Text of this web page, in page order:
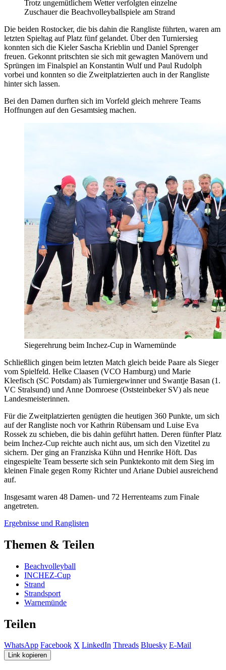
Trotz ungemütlichem Wetter verfolgten einzelne
Zuschauer die Beachvolleyballspiele am Strand
Die beiden Rostocker, die bis dahin die Rangliste führten, waren am
letzten Spieltag auf Platz fünf gelandet. Über den Turniersieg
konnten sich die Kieler Sascha Krieblin und Daniel Sprenger
freuen. Gekonnt pritschten sie sich mit gewagten Manövern und
Sprüngen im Finalspiel an Konstantin Wulf und Paul Rudolph
vorbei und konnten so die Zweitplatzierten auch in der Rangliste
hinter sich lassen.
Bei den Damen durften sich im Vorfeld gleich mehrere Teams
Hoffnungen auf den Gesamtsieg machen.
Siegerehrung beim Inchez-Cup in Warnemünde
Schließlich gingen beim letzten Match gleich beide Paare als Sieger
vom Spielfeld. Helke Claasen (VCO Hamburg) und Marie
Kleefisch (SC Potsdam) als Turniergewinner und Swantje Basan (1.
VC Stralsund) und Anne Domroese (Oststeinbeker SV) als neue
Landesmeisterinnen.
Für die Zweitplatzierten genügten die heutigen 360 Punkte, um sich
auf der Rangliste noch vor Kathrin Rübensam und Luise Eva
Rossek zu schieben, die bis dahin geführt hatten. Deren fünfter Platz
beim Inchez-Cup reichte auch nicht aus, um sich den Vizetitel zu
sichern. Der ging an Franziska Kühn und Henrike Höft. Das
eingespielte Team besserte sich sein Punktekonto mit dem Sieg im
kleinen Finale gegen Romy Richter und Ariane Dubiel ausreichend
auf.
Insgesamt waren 48 Damen- und 72 Herrenteams zum Finale
angetreten.
Ergebnisse und Ranglisten
Themen & Teilen
Beachvolleyball
INCHEZ-Cup
Strand
Strandsport
Warnemünde
Teilen
WhatsApp Facebook X LinkedIn Threads Bluesky E-Mail
Link kopieren